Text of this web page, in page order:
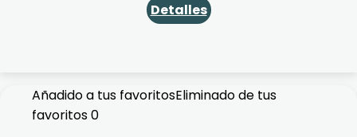
Detalles
Añadido a tus favoritosEliminado de tus
favoritos0